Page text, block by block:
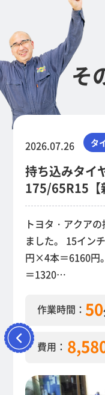
そ
2026.07.26 タ
持ち込みタ
175/65R15【
トヨタ・アクア
ました。 15イン
円×4本＝6160円
＝1320…
作業時間： 50
費用：